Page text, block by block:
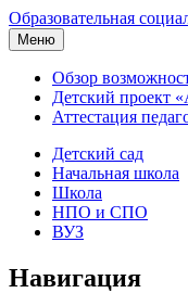
Образовательная
Меню
Обзор
Детский проект
Аттестация
Детский сад
Начальная школа
Школа
НПО и СПО
ВУЗ
Навигация